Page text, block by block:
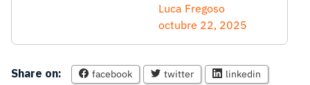
Luca Fregoso
octubre 22, 2025
Share on: facebook twitter linkedin